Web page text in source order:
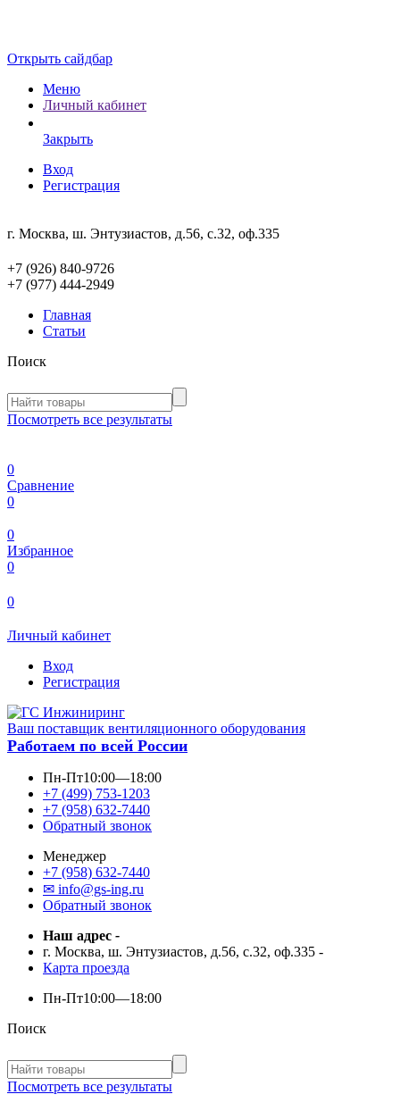
Открыть сайдбар
Меню
Личный кабинет
Закрыть
Вход
Регистрация
г. Москва, ш. Энтузиастов, д.56, с.32, оф.335
+7 (926) 840-9726
+7 (977) 444-2949
Главная
Статьи
Поиск
Посмотреть все результаты
0
Сравнение
0
0
Избранное
0
0
Личный кабинет
Вход
Регистрация
Ваш поставщик вентиляционного оборудования
Работаем по всей России
Пн-Пт10:00—18:00
+7 (499) 753-1203
+7 (958) 632-7440
Обратный звонок
Менеджер
+7 (958) 632-7440
✉ info@gs-ing.ru
Обратный звонок
Наш адрес -
г. Москва, ш. Энтузиастов, д.56, с.32, оф.335 -
Карта проезда
Пн-Пт10:00—18:00
Поиск
Посмотреть все результаты